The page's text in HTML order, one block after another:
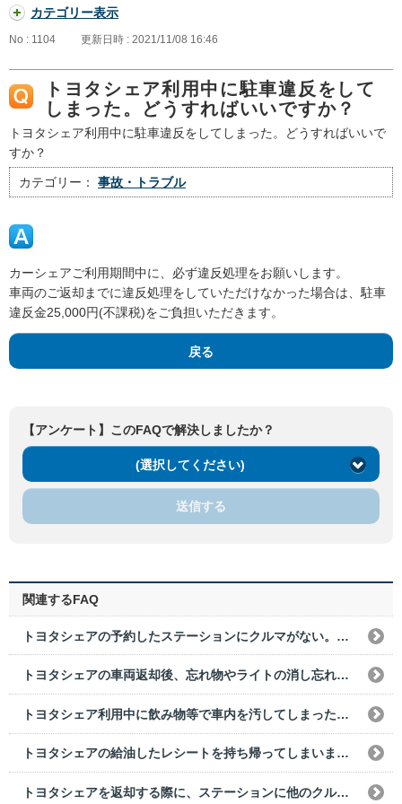
カテゴリー表示
No : 1104 更新日時 : 2021/11/08 16:46
トヨタシェア利用中に駐車違反をして
しまった。どうすればいいですか？
トヨタシェア利用中に駐車違反をしてしまった。どうすればいいで
すか？
カテゴリー： 事故・トラブル
カーシェアご利用期間中に、必ず違反処理をお願いします。
車両のご返却までに違反処理をしていただけなかった場合は、駐車
違反金25,000円(不課税)をご負担いただきます。
戻る
【アンケート】このFAQで解決しましたか？
(選択してください)
送信する
関連するFAQ
トヨタシェアの予約したステーションにクルマがない。どうすればいいですか？
トヨタシェアの車両返却後、忘れ物やライトの消し忘れに気づきました。どうすればいいですか？
トヨタシェア利用中に飲み物等で車内を汚してしまった場合は、どうすればいいですか？
トヨタシェアの給油したレシートを持ち帰ってしまいました。どうすればいいですか？
トヨタシェアを返却する際に、ステーションに他のクルマが停まっていた。どうすればいいですか？